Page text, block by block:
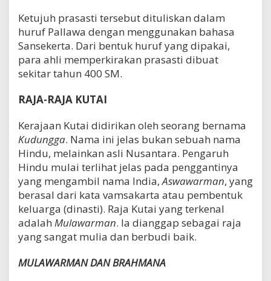
Ketujuh prasasti tersebut dituliskan dalam
huruf Pallawa dengan menggunakan bahasa
Sansekerta. Dari bentuk huruf yang dipakai,
para ahli memperkirakan prasasti dibuat
sekitar tahun 400 SM.
RAJA-RAJA KUTAI
Kerajaan Kutai didirikan oleh seorang bernama
Kudungga. Nama ini jelas bukan sebuah nama
Hindu, melainkan asli Nusantara. Pengaruh
Hindu mulai terlihat jelas pada penggantinya
yang mengambil nama India,Aswawarman, yang
berasal dari kata vamsakarta atau pembentuk
keluarga (dinasti). Raja Kutai yang terkenal
adalah Mulawarman. Ia dianggap sebagai raja
yang sangat mulia dan berbudi baik.
MULAWARMAN DAN BRAHMANA